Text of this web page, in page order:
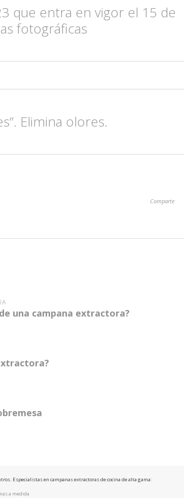
que entra en vigor el 15 de
fotográficas
Elimina olores.
Comparte
una campana extractora?
Especialistas en campanas extractoras de cocina de alta gama:
a medida